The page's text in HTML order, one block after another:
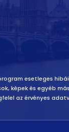
esetleges
képek és egyéb
az érvényes